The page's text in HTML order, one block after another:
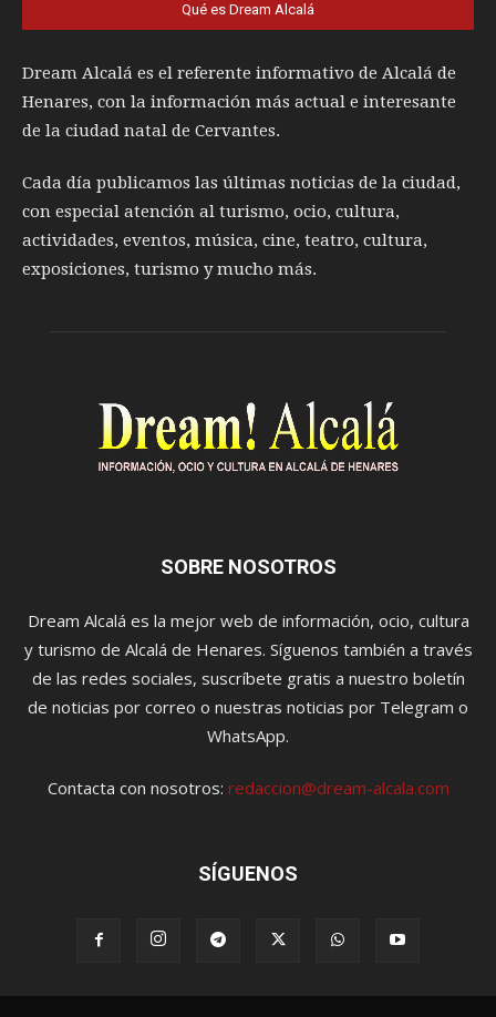
Qué es Dream Alcalá
Dream Alcalá es el referente informativo de Alcalá de
Henares, con la información más actual e interesante
de la ciudad natal de Cervantes.
Cada día publicamos las últimas noticias de la ciudad,
con especial atención al turismo, ocio, cultura,
actividades, eventos, música, cine, teatro, cultura,
exposiciones, turismo y mucho más.
SOBRE NOSOTROS
Dream Alcalá es la mejor web de información, ocio, cultura
y turismo de Alcalá de Henares. Síguenos también a través
de las redes sociales, suscríbete gratis a nuestro boletín
de noticias por correo o nuestras noticias por Telegram o
WhatsApp.
Contacta con nosotros: redaccion@dream-alcala.com
SÍGUENOS